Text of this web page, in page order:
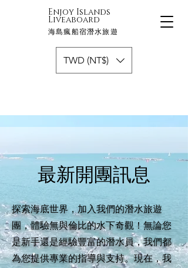
Enjoy Islands
Liveaboard
海島瘋船宿潛水旅遊
TWD (NT$)
最新開團訊息
探索海底世界，加入我們的潛水旅遊
團，體驗無與倫比的水下奇觀！無論您
是新手還是經驗豐富的潛水員，我們都
為您提供專業的指導與支持。現在，我